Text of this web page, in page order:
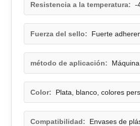
Resistencia a la temperatura: -
Fuerza del sello: Fuerte
método de aplicación:
Color: Plata, blanco, colores
Compatibilidad: Envases de